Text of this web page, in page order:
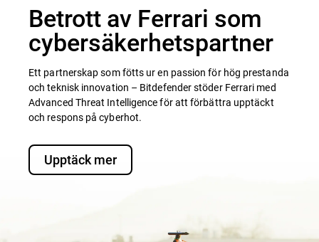
Betrott av Ferrari som
cybersäkerhetspartner
Ett partnerskap som fötts ur en passion för hög prestanda
och teknisk innovation – Bitdefender stöder Ferrari med
Advanced Threat Intelligence för att förbättra upptäckt
och respons på cyberhot.
Upptäck mer